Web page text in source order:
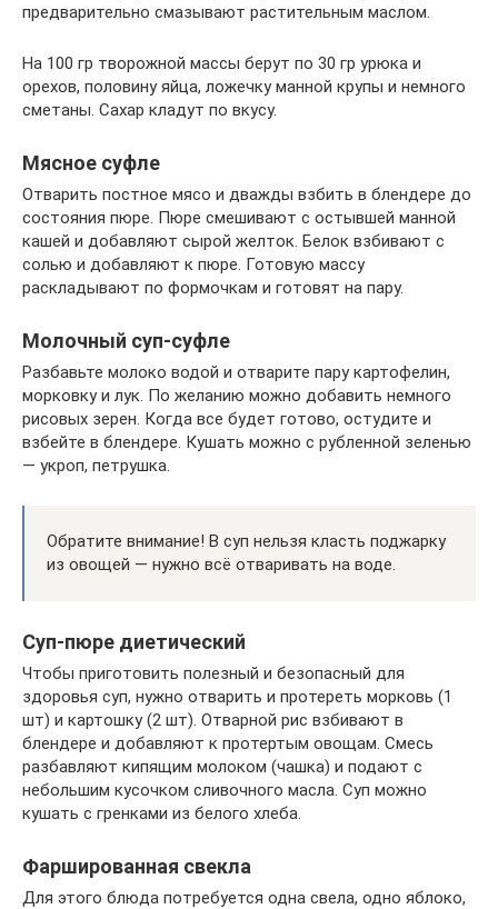
предварительно смазывают растительным маслом.
На 100 гр творожной массы берут по 30 гр урюка и
орехов, половину яйца, ложечку манной крупы и немного
сметаны. Сахар кладут по вкусу.
Мясное суфле
Отварить постное мясо и дважды взбить в блендере до
состояния пюре. Пюре смешивают с остывшей манной
кашей и добавляют сырой желток. Белок взбивают с
солью и добавляют к пюре. Готовую массу
раскладывают по формочкам и готовят на пару.
Молочный суп-суфле
Разбавьте молоко водой и отварите пару картофелин,
морковку и лук. По желанию можно добавить немного
рисовых зерен. Когда все будет готово, остудите и
взбейте в блендере. Кушать можно с рубленной зеленью
— укроп, петрушка.
Обратите внимание! В суп нельзя класть поджарку
из овощей — нужно всё отваривать на воде.
Суп-пюре диетический
Чтобы приготовить полезный и безопасный для
здоровья суп, нужно отварить и протереть морковь (1
шт) и картошку (2 шт). Отварной рис взбивают в
блендере и добавляют к протертым овощам. Смесь
разбавляют кипящим молоком (чашка) и подают с
небольшим кусочком сливочного масла. Суп можно
кушать с гренками из белого хлеба.
Фаршированная свекла
Для этого блюда потребуется одна свела, одно яблоко,